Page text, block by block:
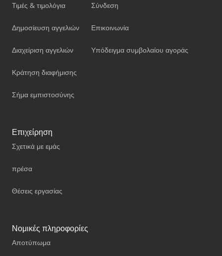
Τιμές & τιμολόγια
Δημοσίευση αγγελιών
Διαχείριση αγγελιών
Κράτηση διαφήμισης
Σήμα εμπιστοσύνης
Σύνδεση
Επικοινωνία
Υπόδειγμα συμβολαίου αγοράς
Επιχείρηση
Σχετικά με εμάς
πρέσα
Θέσεις εργασίας
Νομικές πληροφορίες
Αποτύπωμα